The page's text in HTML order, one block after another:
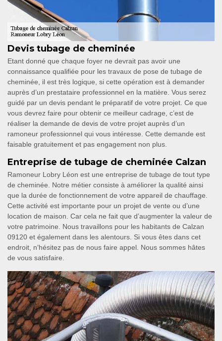
Devis tubage de cheminée
Etant donné que chaque foyer ne devrait pas avoir une
connaissance qualifiée pour les travaux de pose de tubage de
cheminée, il est très logique, si cette opération est à demander
auprès d’un prestataire professionnel en la matière. Vous serez
guidé par un devis pendant le préparatif de votre projet. Ce que
vous devrez faire pour obtenir ce meilleur cadrage, c’est de
réaliser la demande de devis de votre projet auprès d’un
ramoneur professionnel qui vous intéresse. Cette demande est
faisable gratuitement et pas engagement non plus.
Entreprise de tubage de cheminée Calzan
Ramoneur Lobry Léon est une entreprise de tubage de tout type
de cheminée. Notre métier consiste à améliorer la qualité ainsi
que la durée de fonctionnement de votre appareil de chauffage.
Cette activité est importante pour un projet de vente ou d’une
location de maison. Car cela ne fait que d’augmenter la valeur de
votre patrimoine. Nous travaillons pour les habitants de Calzan
09120 et également dans les alentours. Si vous êtes dans cet
endroit, n’hésitez pas de nous faire appel. Nous sommes hâtes
de vous satisfaire.